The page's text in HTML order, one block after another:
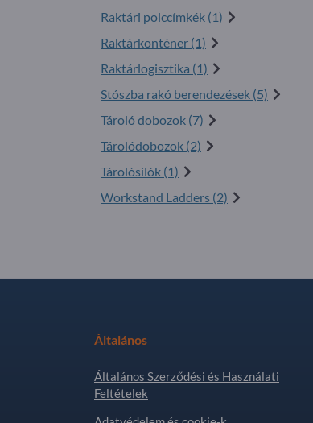
Raktári polc címkék (1)
Raktárkonténer (1)
Raktárlogisztika (1)
Stószba rakó berendezések (5)
Tároló dobozok (7)
Tárolódobozok (2)
Tárolósilók (1)
Workstand Ladders (2)
Általános
Általános Szerződési és Használati
Feltételek